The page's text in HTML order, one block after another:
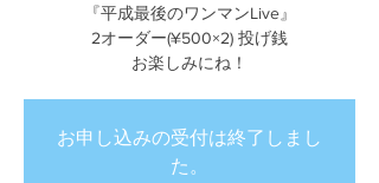
『平成最後のワンマンLive』
2オーダー(¥500×2) 投げ銭
お楽しみにね！
お申し込みの受付は終了しまし
た。